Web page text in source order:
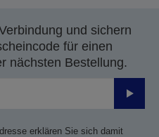
und sichern
für einen
nächsten Bestellung.
erklären Sie sich damit